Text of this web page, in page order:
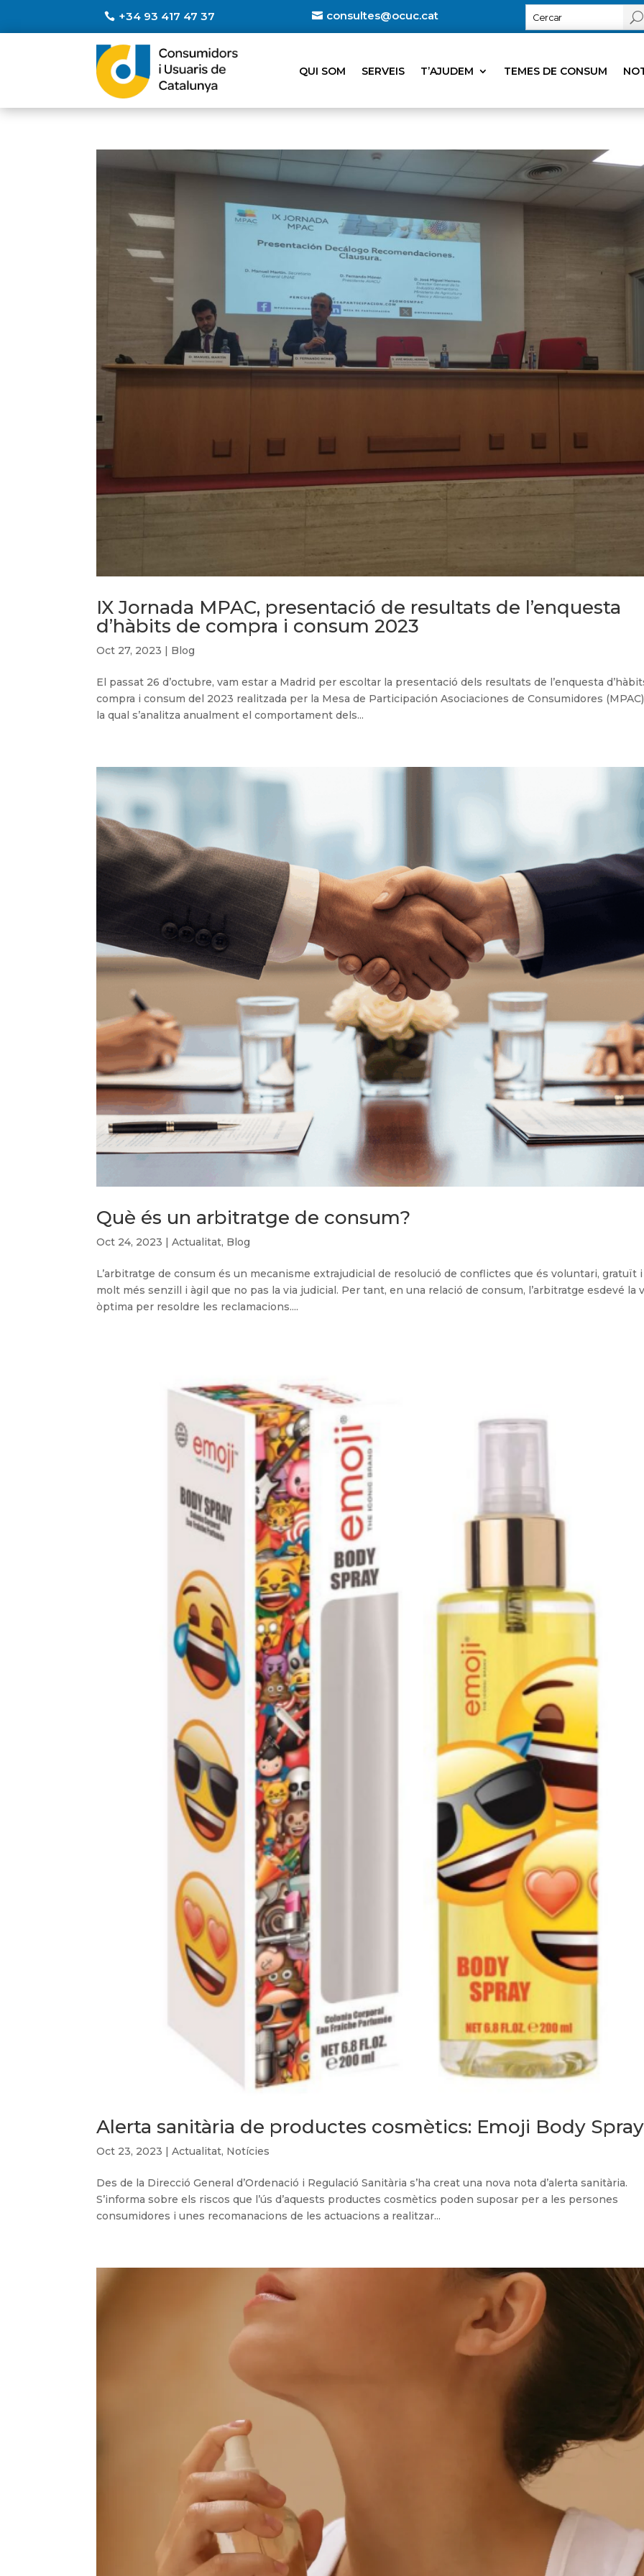
+34 93 417 47 37 consultes@ocuc.cat
QUI SOM SERVEIS T’AJUDEM TEMES DE CONSUM
IX Jornada MPAC, presentació de resultats de l’enquesta
d’hàbits de compra i consum 2023
Oct 27, 2023 | Blog
El passat 26 d’octubre, vam estar a Madrid per escoltar la presentació dels resultats de l’enquesta
compra i consum del 2023 realitzada per la Mesa de Participación Asociaciones de Consumidores
la qual s’analitza anualment el comportament dels...
Què és un arbitratge de consum?
Oct 24, 2023 |Actualitat, Blog
L’arbitratge de consum és un mecanisme extrajudicial de resolució de conflictes que és voluntari, gratuït i
molt més senzill i àgil que no pas la via judicial. Per tant, en una relació de consum, l’arbitratge esdevé la
òptima per resoldre les reclamacions....
Alerta sanitària de productes cosmètics: Emoji Body Spray
Oct 23, 2023 |Actualitat, Notícies
Des de la Direcció General d’Ordenació i Regulació Sanitària s’ha creat una nova nota d’alerta sanitària.
S’informa sobre els riscos que l’ús d’aquests productes cosmètics poden suposar per a les persones
consumidores i unes recomanacions de les actuacions a realitzar...